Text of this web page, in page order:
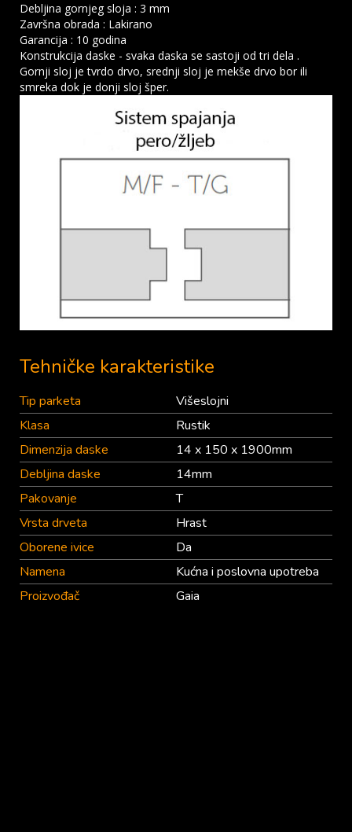
Debljina gornjeg sloja : 3 mm
Završna obrada : Lakirano
Garancija : 10 godina
Konstrukcija daske - svaka daska se sastoji od tri dela .
Gornji sloj je tvrdo drvo, srednji sloj je mekše drvo bor ili
smreka dok je donji sloj šper.
Tehničke karakteristike
Tip parketa
Višeslojni
Klasa
Rustik
Dimenzija daske
14 x 150 x 1900mm
Debljina daske
14mm
Pakovanje
T
Vrsta drveta
Hrast
Oborene ivice
Da
Namena
Kućna i poslovna upotreba
Proizvođač
Gaia